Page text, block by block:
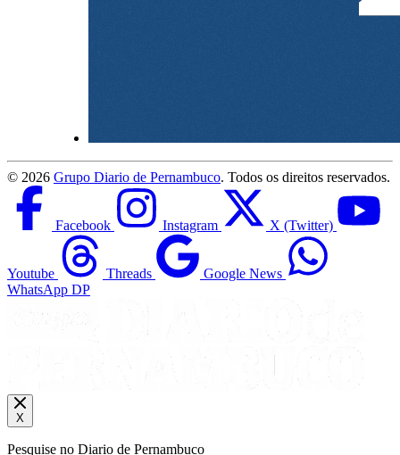
© 2026 Grupo Diario de Pernambuco. Todos os direitos reservados.
Facebook Instagram X (Twitter)
Youtube Threads
Google News
WhatsApp DP
X
Pesquise no Diario de Pernambuco